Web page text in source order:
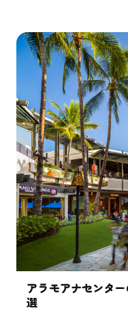
アラモアナセンタ
選